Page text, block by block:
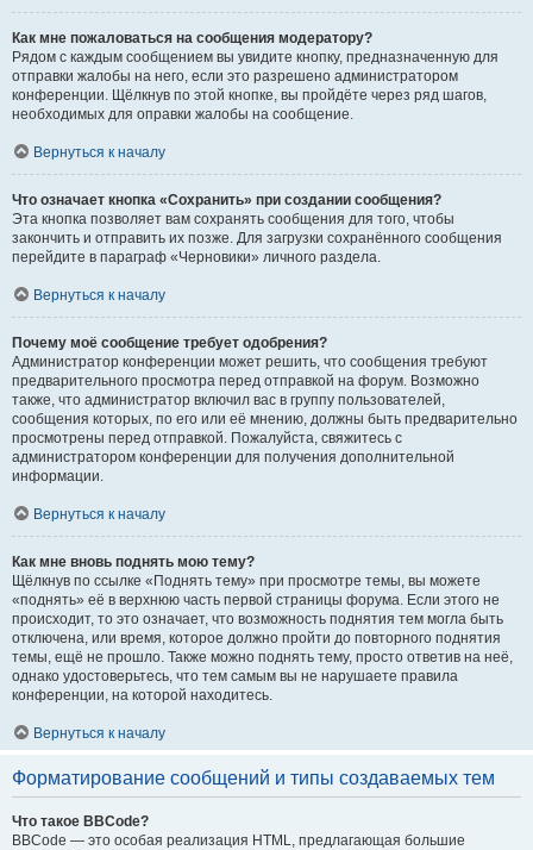
Как мне пожаловаться на сообщения модератору?
Рядом с каждым сообщением вы увидите кнопку, предназначенную для
отправки жалобы на него, если это разрешено администратором
конференции. Щёлкнув по этой кнопке, вы пройдёте через ряд шагов,
необходимых для оправки жалобы на сообщение.
Вернуться к началу
Что означает кнопка «Сохранить» при создании сообщения?
Эта кнопка позволяет вам сохранять сообщения для того, чтобы
закончить и отправить их позже. Для загрузки сохранённого сообщения
перейдите в параграф «Черновики» личного раздела.
Вернуться к началу
Почему моё сообщение требует одобрения?
Администратор конференции может решить, что сообщения требуют
предварительного просмотра перед отправкой на форум. Возможно
также, что администратор включил вас в группу пользователей,
сообщения которых, по его или её мнению, должны быть предварительно
просмотрены перед отправкой. Пожалуйста, свяжитесь с
администратором конференции для получения дополнительной
информации.
Вернуться к началу
Как мне вновь поднять мою тему?
Щёлкнув по ссылке «Поднять тему» при просмотре темы, вы можете
«поднять» её в верхнюю часть первой страницы форума. Если этого не
происходит, то это означает, что возможность поднятия тем могла быть
отключена, или время, которое должно пройти до повторного поднятия
темы, ещё не прошло. Также можно поднять тему, просто ответив на неё,
однако удостоверьтесь, что тем самым вы не нарушаете правила
конференции, на которой находитесь.
Вернуться к началу
Форматирование сообщений и типы создаваемых тем
Что такое BBCode?
BBCode — это особая реализация HTML, предлагающая большие